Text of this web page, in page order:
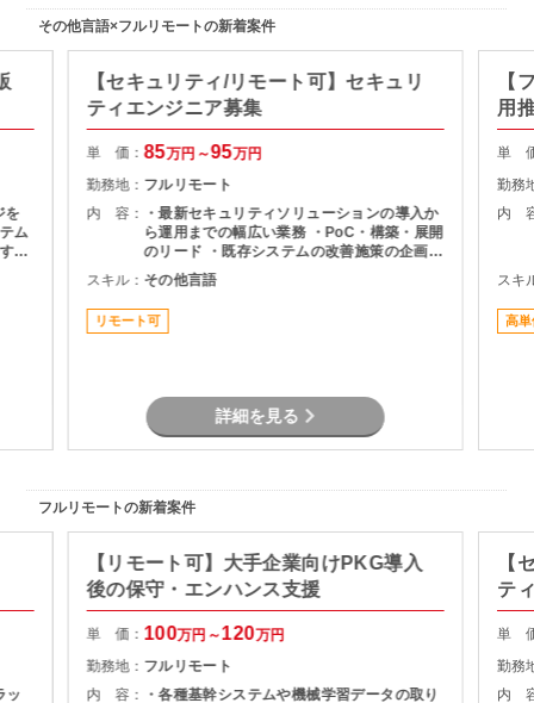
その他言語×フルリモートの新着案件
を
ム
。
【セキュリティ/リモート可】セキュリ
ティエンジニア募集
単 価：85万円～95万円
勤務地： フルリモート
内 容：
・最新セキュリティソリューションの導入か
ら運用までの幅広い業務 ・PoC・構築・展開
のリード ・既存システムの改善施策の企画・
推進 ・メンバー管理
スキル： その他言語
リモート可
詳細を見る
【
用
単
勤務
内
スキ
高単
フルリモートの新着案件
ッ
【リモート可】大手企業向けPKG導入
後の保守・エンハンス支援
単 価： 100万円～120万円
勤務地： フルリモート
内 容：
・各種基幹システムや機械学習データの取り
【
テ
単
勤務
内